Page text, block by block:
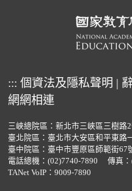
::: 個資法及隱私聲明 |
網網相連
三峽總院區：新北市三峽區三樹路
臺北院區：臺北市大安區和平東路
臺中院區：臺中市豐原區師範街67
電話總機： (02)7740-7890
傳真
TANet VoIP：9009-7890